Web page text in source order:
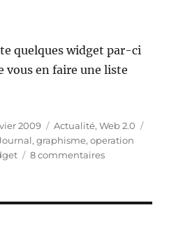
quelques widget par-ci
vous en faire une liste
2009 Catégories
Actualité,Web 2.0
,graphisme,operation
8 commentairessur